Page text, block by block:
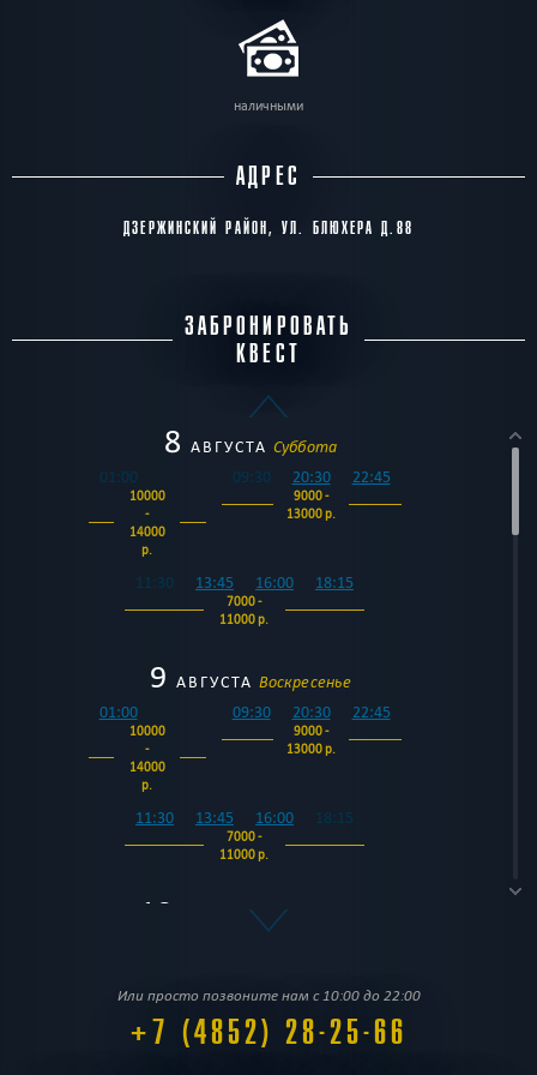
наличными
АДРЕС
ДЗЕРЖИНСКИЙ РАЙОН, УЛ. БЛЮХЕРА Д.88
ЗАБРОНИРОВАТЬ
КВЕСТ
8 АВГУСТА Суббота
01:00
10000
-
14000
р.
09:30 20:30 22:45
9000 -
13000 р.
11:30 13:45 16:00 18:15
7000 -
11000 р.
9 АВГУСТА Воскресенье
01:00
10000
-
14000
р.
09:30 20:30 22:45
9000 -
13000 р.
11:30 13:45 16:00 18:15
7000 -
11000 р.
10 АВГУСТА Понедельник
14000
16:00
Или просто позвоните нам с 10:00 до 22:00
+7 (4852) 28-25-66